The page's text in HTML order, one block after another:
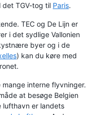
det TGV-tog til Paris.
TEC og De Lijn er
i det sydlige Vallonien
byer og i de
) kan du køre med
interne flyvninger.
at besøge Belgien
lufthavn er landets